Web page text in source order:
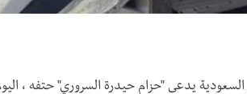
يدعى "حزام حيدرة السروري" حتفه ،